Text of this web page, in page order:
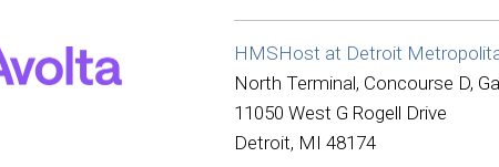
HMSHost at Detroit
North Terminal, Concourse D,
11050 West G Rogell Drive
Detroit, MI 48174